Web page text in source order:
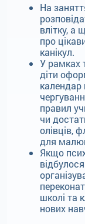
На
влітку, а
про
канікул.
У рамках
діти
календар
правил
чи
олівців,
для
Якщо
школі та
нових